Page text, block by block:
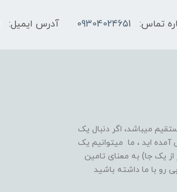
تماس: 09304024651 آدرس ایمیل:
میباشد، اگر دنبال یک
جای درستی آمده اید ، ما میتوانیم یک
یک جا) به معنای تامین
رو با ما داشته باشید